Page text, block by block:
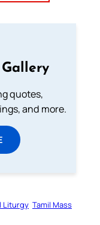
quotes,
and more.
Liturgy Tamil Mass